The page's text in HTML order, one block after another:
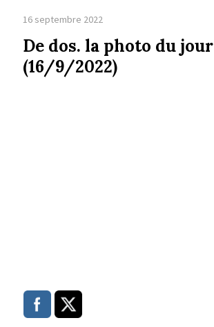
16 septembre 2022
De dos. la photo du jour
(16/9/2022)